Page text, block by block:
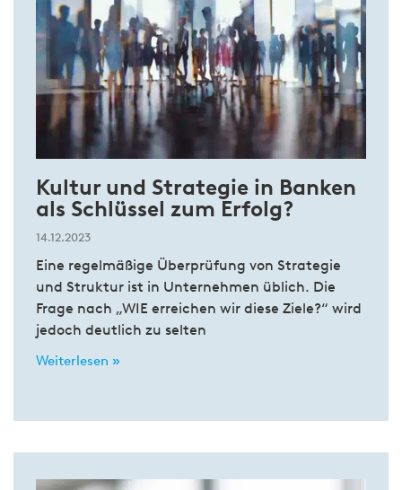
Kultur und Strategie in Banken
als Schlüssel zum Erfolg?
14.12.2023
Eine regelmäßige Überprüfung von Strategie
und Struktur ist in Unternehmen üblich. Die
Frage nach „WIE erreichen wir diese Ziele?“ wird
jedoch deutlich zu selten
Weiterlesen »